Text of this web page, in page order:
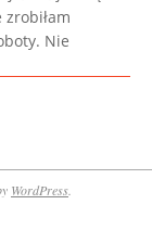
Nie
WordPress